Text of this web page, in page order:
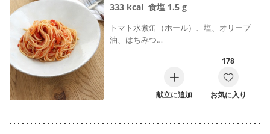
333 kcal 食塩 1.5 g
トマト水煮缶（ホール）、塩、オリーブ
油、はちみつ…
献立に追加
178
お気に入り